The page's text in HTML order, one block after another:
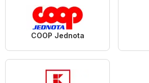
COOP Jednota